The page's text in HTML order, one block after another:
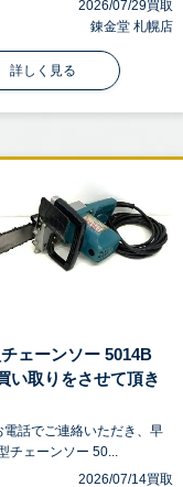
2026/07/29買取
錬金堂 札幌店
詳しく見る
ェーンソー 5014B
い取りをさせて頂き
電話でご連絡いただき、早
チェーンソー 50...
2026/07/14買取